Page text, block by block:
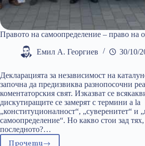
Правото на самоопределение – право на
Емил А. Георгиев 30/10/
Декларацията за независимост на
започна да предизвиква разнопосочни
коментаторския свят. Изказват се
дискутиращите се замерят с термини a la
„конституционалност“, „суверенитет“ и
самоопределение“. Но какво стои зад
последното?…
Прочети